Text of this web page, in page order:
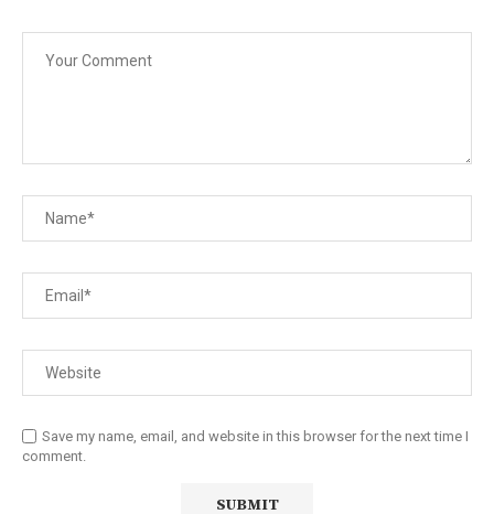
Save my name, email, and website in this browser for the next time I
comment.